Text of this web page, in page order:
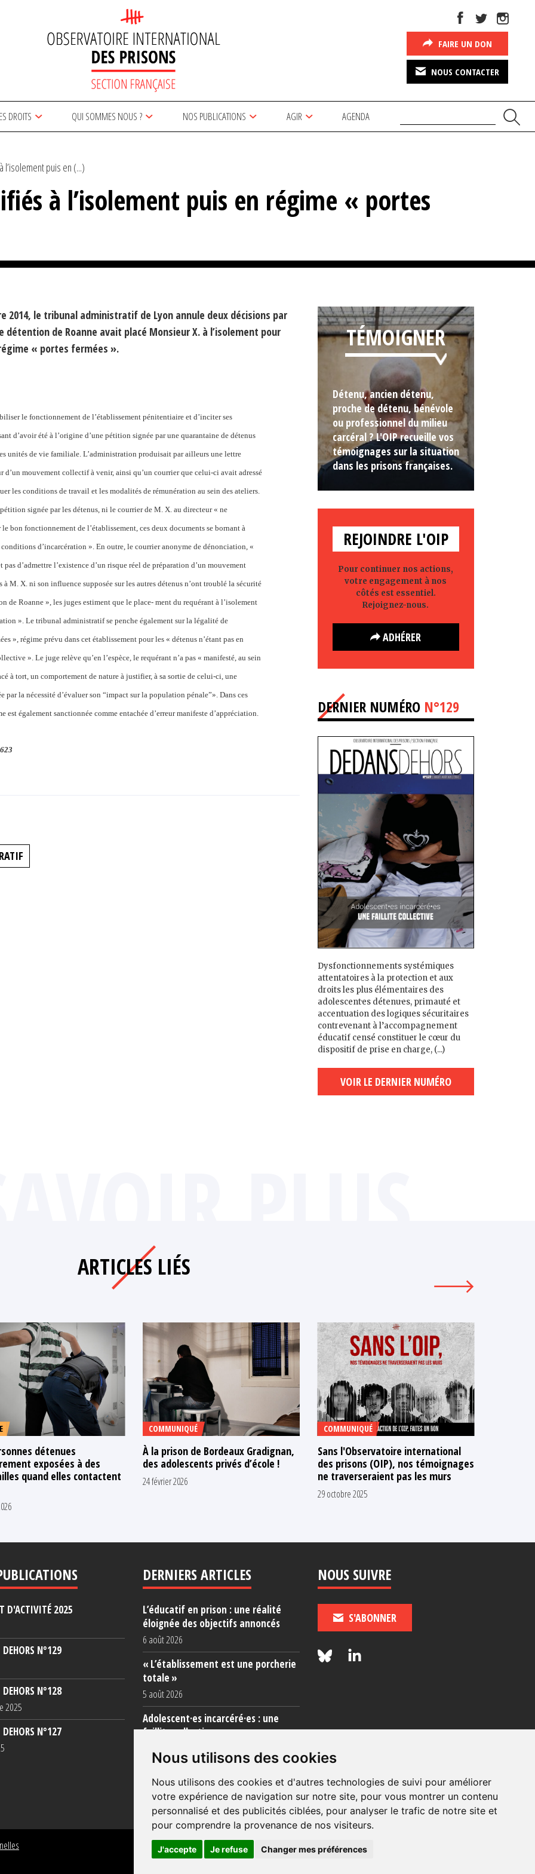
Nous utilisons des cookies
Nous utilisons des cookies et d'autres technologies de suivi pour améliorer
votre expérience de navigation sur notre site, pour vous montrer un contenu
personnalisé et des publicités ciblées, pour analyser le trafic de notre site et
pour comprendre la provenance de nos visiteurs.
J'accepte Je refuse Changer mes préférences
FAIRE UN DON
NOUS CONTACTER
DROITS QUI SOMMES NOUS ? NOS PUBLICATIONS AGIR AGENDA
puis en (...)
à l’isolement puis en régime « portes
2014, le tribunal administratif de Lyon annule deux décisions par
de Roanne avait placé Monsieur X. à l’isolement pour
« portes fermées ».
le fonctionnement de l’établissement pénitentiaire et d’inciter ses
d’avoir été à l’origine d’une pétition signée par une quarantaine de détenus
unités de vie familiale. L’administration produisait par ailleurs une lettre
mouvement collectif à venir, ainsi qu’un courrier que celui-ci avait adressé
les conditions de travail et les modalités de rémunération au sein des ateliers.
signée par les détenus, ni le courrier de M. X. au directeur « ne
bon fonctionnement de l’établissement, ces deux documents se bornant à
d’incarcération ». En outre, le courrier anonyme de dénonciation, «
d’admettre l’existence d’un risque réel de préparation d’un mouvement
M. X. ni son influence supposée sur les autres détenus n’ont troublé la sécurité
de Roanne », les juges estiment que le place- ment du requérant à l’isolement
». Le tribunal administratif se penche également sur la légalité de
», régime prévu dans cet établissement pour les « détenus n’étant pas en
». Le juge relève qu’en l’espèce, le requérant n’a pas « manifesté, au sein
à tort, un comportement de nature à justifier, à sa sortie de celui-ci, une
par la nécessité d’évaluer son “impact sur la population pénale”». Dans ces
également sanctionnée comme entachée d’erreur manifeste d’appréciation.
TÉMOIGNER
Détenu, ancien détenu,
proche de détenu, bénévole
ou professionnel du milieu
carcéral ? L'OIP recueille vos
témoignages sur la situation
dans les prisons françaises.
REJOINDRE L'OIP
Pour continuer nos actions,
votre engagement à nos
côtés est essentiel.
Rejoignez-nous.
ADHÉRER
DERNIER NUMÉRO N°129
Dysfonctionnements systémiques
attentatoires à la protection et aux
droits les plus élémentaires des
adolescent·es détenu·es, primauté et
accentuation des logiques sécuritaires
contrevenant à l’accompagnement
éducatif censé constituer le cœur du
dispositif de prise en charge, (...)
VOIR LE DERNIER NUMÉRO
ARTICLES LIÉS
détenues
exposées à des
quand elles contactent
COMMUNIQUÉ
À la prison de Bordeaux Gradignan,
des adolescents privés d’école !
24 février 2026
COMMUNIQUÉ
Sans l'Observatoire international
des prisons (OIP), nos témoignages
ne traverseraient pas les murs
29 octobre 2025
D'ACTIVITÉ 2025
N°129
N°128
2025
N°127
DERNIERS ARTICLES
L’éducatif en prison : une réalité
éloignée des objectifs annoncés
6 août 2026
« L’établissement est une porcherie
totale »
5 août 2026
Adolescent·es incarcéré·es : une
faillite collective
NOUS SUIVRE
S'ABONNER